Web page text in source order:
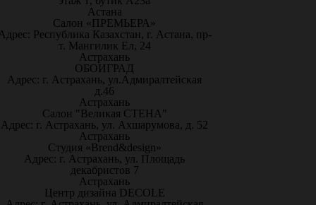
Астана
Салон «ПРЕМЬЕРА»
Республика Казахстан, г. Астана, пр-
т. Мангилик Ел, 24
Астрахань
ОБОИГРАД
Адрес: г. Астрахань, ул.Адмиралтейская
д.46
Астрахань
Салон "Великая СТЕНА"
Адрес: г. Астрахань, ул. Ахшарумова, д. 52
Астрахань
Студия «Brend&design»
Адрес: г. Астрахань, ул. Площадь
декабристов 7
Астрахань
Центр дизайна DECOLE